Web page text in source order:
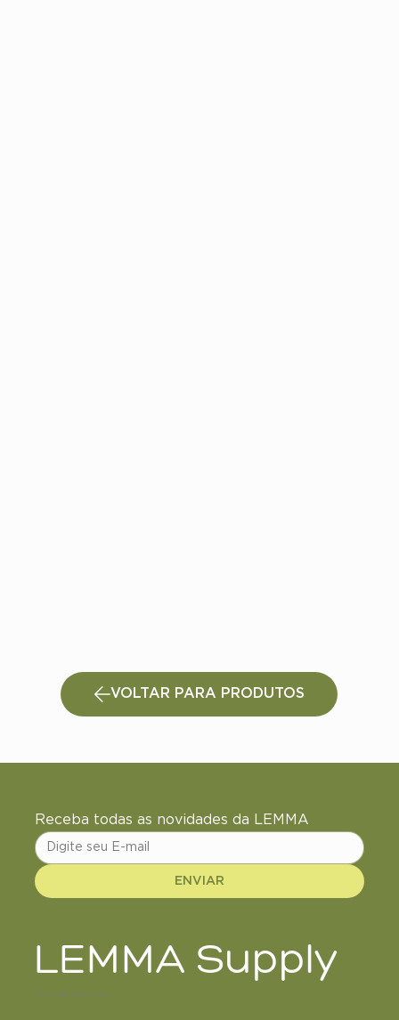
VOLTAR PARA PRODUTOS
Receba todas as novidades da LEMMA
ENVIAR
LEMMA Supply
+18 de anos de ciência e inovação